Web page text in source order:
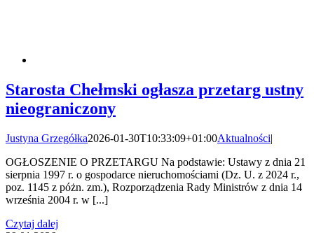
Starosta Chełmski ogłasza przetarg ustny
nieograniczony
Justyna Grzegółka2026-01-30T10:33:09+01:00Aktualności|
OGŁOSZENIE O PRZETARGU Na podstawie: Ustawy z dnia 21
sierpnia 1997 r. o gospodarce nieruchomościami (Dz. U. z 2024 r.,
poz. 1145 z póżn. zm.), Rozporządzenia Rady Ministrów z dnia 14
września 2004 r. w [...]
Czytaj dalej